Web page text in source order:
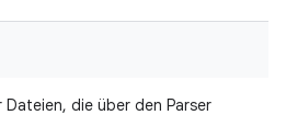
Dateien, die über den Parser